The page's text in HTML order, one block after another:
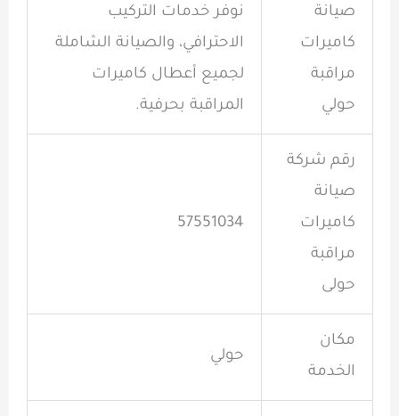
صيانة
كاميرات
مراقبة
حولي
نوفر خدمات التركيب
الاحترافي، والصيانة الشاملة
لجميع أعطال كاميرات
المراقبة بحرفية.
رقم شركة
صيانة
كاميرات
مراقبة
حولى
57551034
مكان
الخدمة
حولي